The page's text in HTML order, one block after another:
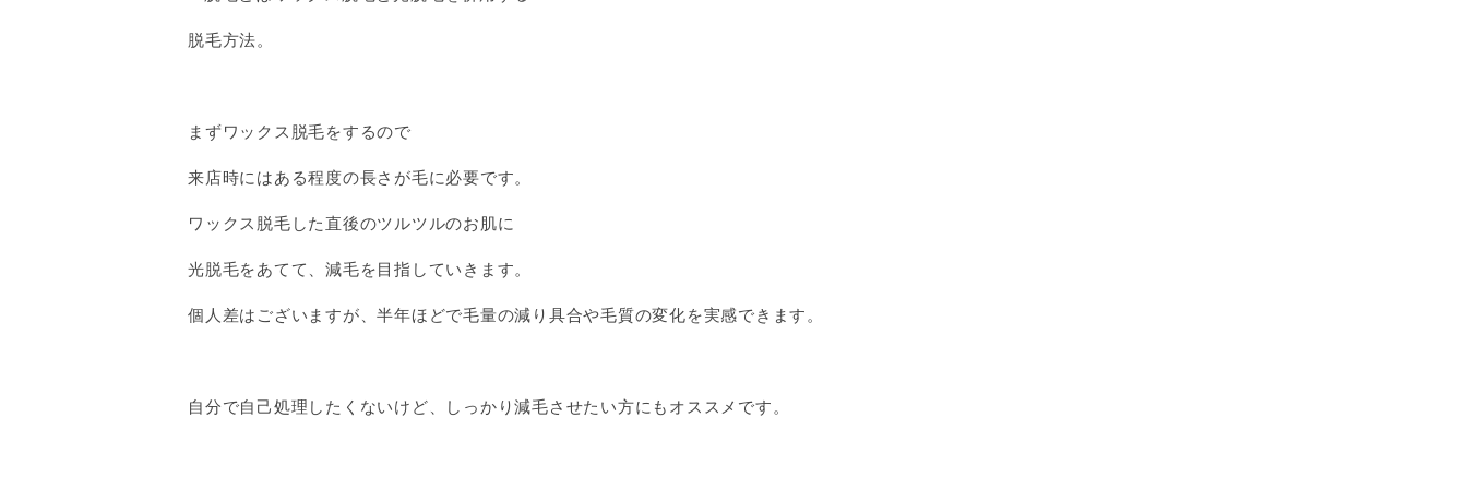
脱毛方法。
まずワックス脱毛をするので
来店時にはある程度の長さが毛に必要です。
ワックス脱毛した直後のツルツルのお肌に
光脱毛をあてて、減毛を目指していきます。
個人差はございますが、半年ほどで毛量の減り具合や毛質の変化を実感できます。
自分で自己処理したくないけど、しっかり減毛させたい方にもオススメです。